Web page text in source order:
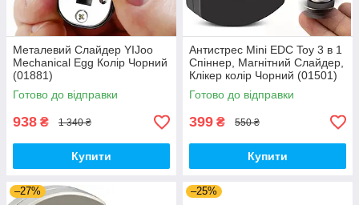
Металевий Слайдер YIJoo
Mechanical Egg Колір Чорний
(01881)
Готово до відправки
938 ₴ 1 340 ₴
Купити
Антистрес Mini EDC Toy 3 в 1
Спіннер, Магнітний Слайдер,
Клікер колір Чорний (01501)
Готово до відправки
399 ₴ 550 ₴
Купити
–27% –25%